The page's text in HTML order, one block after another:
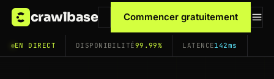
crawlbase Commencer gratuitement
EN DIRECT DISPONIBILITÉ99.99% LATENCE142ms